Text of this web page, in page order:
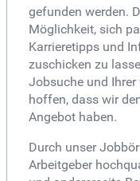
gefunden werden.
Möglichkeit, sich
Karrieretipps und
zuschicken zu
Jobsuche und Ihrer
hoffen, dass wir
Angebot haben.
Durch unser
Arbeitgeber